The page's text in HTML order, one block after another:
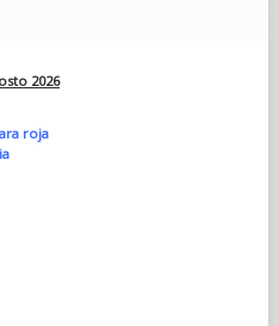
2026
roja